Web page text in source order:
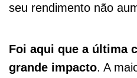
seu rendimento não
Foi aqui que a última
grande impacto. A